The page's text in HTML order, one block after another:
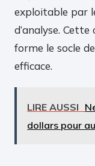
exploitable par
d’analyse.
forme le socle
efficace.
LIRE AUSSI
dollars pour